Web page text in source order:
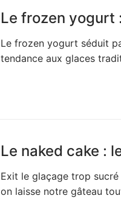
Le frozen yogurt
Le frozen yogurt séduit
tendance aux glaces
Le naked cake :
Exit le glaçage trop
on laisse notre gâteau